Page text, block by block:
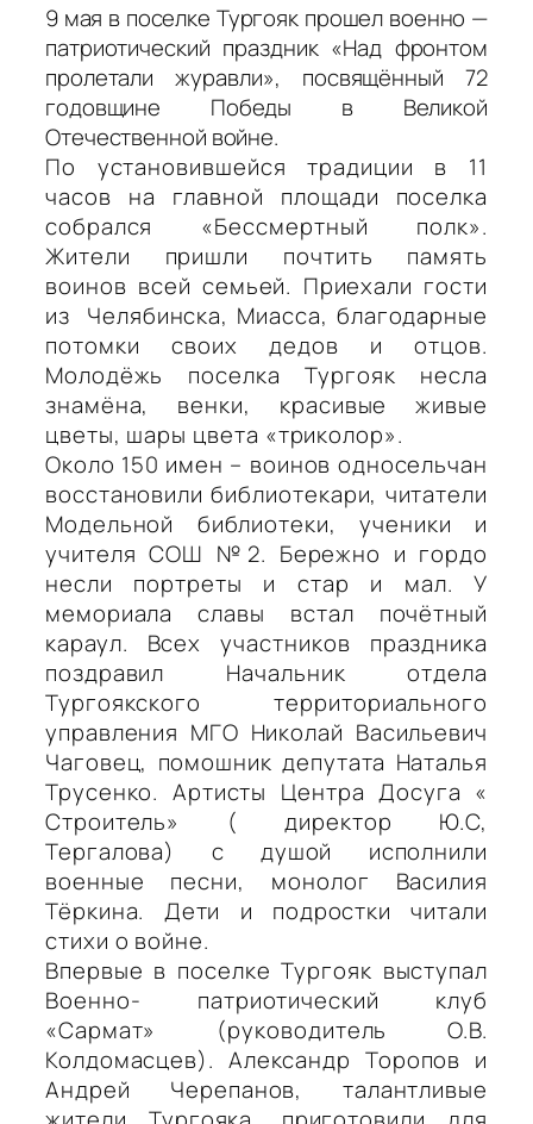
9 мая в поселке Тургояк прошел военно —
патриотический праздник «Над фронтом
пролетали журавли», посвящённый 72
годовщине Победы в Великой
Отечественной войне.
По установившейся традиции в 11
часов на главной площади поселка
собрался «Бессмертный полк».
Жители пришли почтить память
воинов всей семьей. Приехали гости
из Челябинска, Миасса, благодарные
потомки своих дедов и отцов.
Молодёжь поселка Тургояк несла
знамёна, венки, красивые живые
цветы, шары цвета «триколор».
Около 150 имен – воинов односельчан
восстановили библиотекари, читатели
Модельной библиотеки, ученики и
учителя СОШ №2. Бережно и гордо
несли портреты и стар и мал. У
мемориала славы встал почётный
караул. Всех участников праздника
поздравил Начальник отдела
Тургоякского территориального
управления МГО Николай Васильевич
Чаговец, помошник депутата Наталья
Трусенко. Артисты Центра Досуга «
Строитель» ( директор Ю.С,
Тергалова) с душой исполнили
военные песни, монолог Василия
Тёркина. Дети и подростки читали
стихи о войне.
Впервые в поселке Тургояк выступал
Военно- патриотический клуб
«Сармат» (руководитель О.В.
Колдомасцев). Александр Торопов и
Андрей Черепанов, талантливые